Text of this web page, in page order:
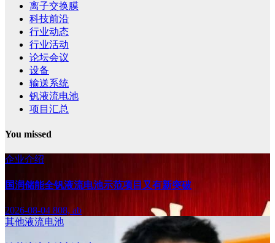
离子交换膜
科技前沿
行业动态
行业活动
论坛会议
设备
输送系统
钒液流电池
项目汇总
You missed
企业介绍
国润储能全钒液流电池示范项目又有新突破
2026-08-04 808, ab
其他液流电池